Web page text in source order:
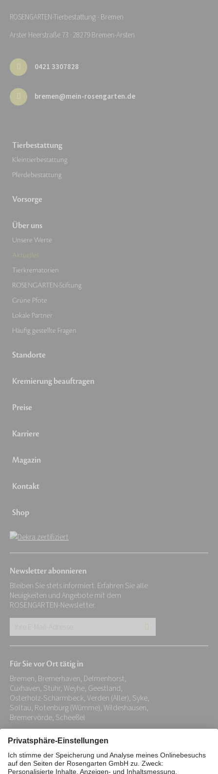
ROSENGARTEN-Tierbestattung - Bremen
Arster Heerstraße 73 · 28279 Bremen-Arsten
0421 3307828
bremen@mein-rosengarten.de
Tierbestattung
Kleintierbestattung
Pferdebestattung
Vorsorge
Über uns
Unsere Werte
Aktuelles
Tierkrematorien
ROSENGARTEN-Stiftung
Grüne Pfote
Lokale Partner
Häufig gestellte Fragen
Standorte
Kremierung beauftragen
Preise
Karriere
Magazin
Kontakt
Shop
Newsletter abonnieren
Bleiben Sie stets informiert. Erfahren Sie alle
Neuigkeiten und Angebote mit dem
ROSENGARTEN-Newsletter.
E-
Adresse:
*
Für Sie vor Ort tätig in
Bremen, Bremerhaven, Delmenhorst,
Cuxhaven, Stuhr, Weyhe, Geestland,
Osterholz-Scharmbeck, Verden (Aller), Syke,
Soltau, Rotenburg (Wümme), Wildeshausen,
Bremervörde, Scheeßel
Impressum Datenschutz
Stiftung
Interne Meldestelle
Zahlungsmittel